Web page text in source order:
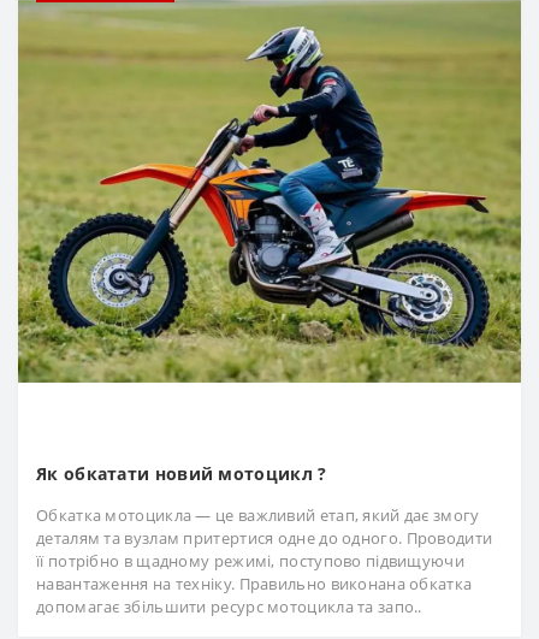
Як обкатати новий мотоцикл ?
Обкатка мотоцикла — це важливий етап, який дає змогу
деталям та вузлам притертися одне до одного. Проводити
її потрібно в щадному режимі, поступово підвищуючи
навантаження на техніку. Правильно виконана обкатка
допомагає збільшити ресурс мотоцикла та запо..